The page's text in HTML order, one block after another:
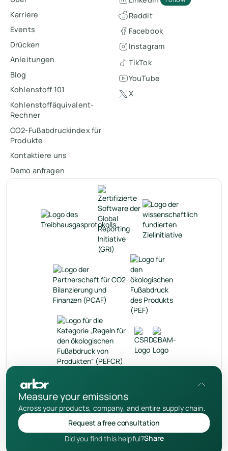
Karriere
Events
Drücken
Anleitungen
Blog
Kohlenstoff 101
Kohlenstoffäquivalent-
Rechner
CO2-Fußabdruckindex für
Produkte
Kontaktiere uns
Demo anfragen
Reddit
Facebook
Instagram
TikTok
YouTube
X
Datenschutzrichtlinie
Nutzungsbedingungen
Hinweis zu Cookies
© 2026 Your Arbor Inc.
Measure your emissions
Across your products, company, and entire supply chain.
Request a free consultation
Did you find this helpful?Share